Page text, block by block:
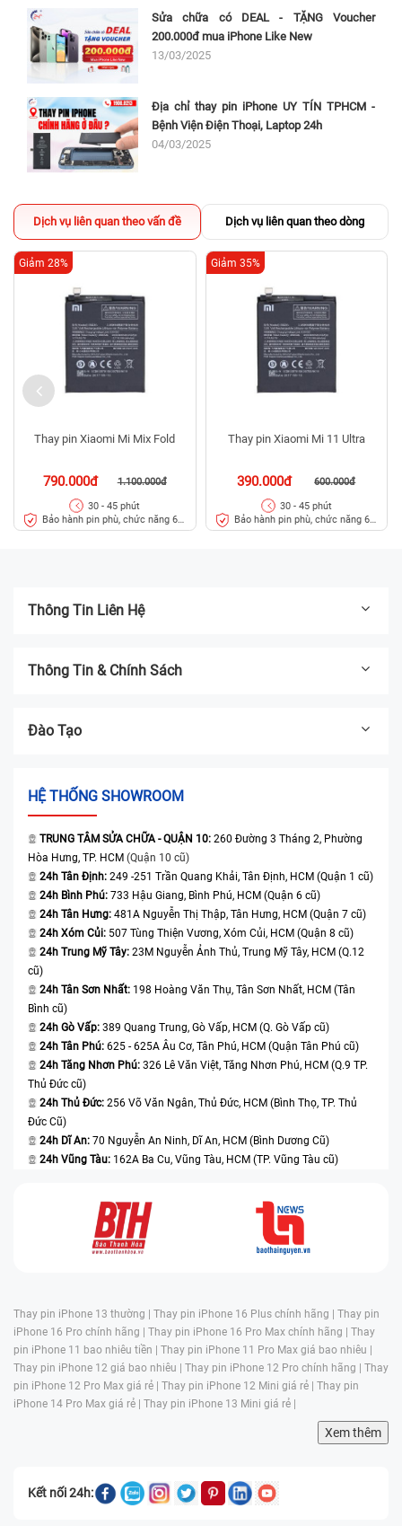
Sửa chữa có DEAL - TẶNG Voucher
200.000đ mua iPhone Like New
13/03/2025
Địa chỉ thay pin iPhone UY TÍN TPHCM -
Bệnh Viện Điện Thoại, Laptop 24h
04/03/2025
Dịch vụ liên quan theo vấn đề Dịch vụ liên quan theo dòng
Thay pin Xiaomi Mi Mix Fold
790.000đ 1.100.000đ
Giảm 28%
30 - 45 phút
Bảo hành pin phù, chức năng 6
tháng
Thay pin Xiaomi Mi 11 Ultra
390.000đ 600.000đ
Giảm 35%
30 - 45 phút
Bảo hành pin phù, chức năng 6
tháng
Thông Tin Liên Hệ
Thông Tin & Chính Sách
Đào Tạo
HỆ THỐNG SHOWROOM
TRUNG TÂM SỬA CHỮA - QUẬN 10: 260 Đường 3 Tháng 2, Phường
Hòa Hưng, TP. HCM (Quận 10 cũ)
24h Tân Định: 249 -251 Trần Quang Khải, Tân Định, HCM (Quận 1 cũ)
24h Bình Phú: 733 Hậu Giang, Bình Phú, HCM (Quận 6 cũ)
24h Tân Hưng: 481A Nguyễn Thị Thập, Tân Hưng, HCM (Quận 7 cũ)
24h Xóm Củi: 507 Tùng Thiện Vương, Xóm Củi, HCM (Quận 8 cũ)
24h Trung Mỹ Tây: 23M Nguyễn Ảnh Thủ, Trung Mỹ Tây, HCM (Q.12
cũ)
24h Tân Sơn Nhất: 198 Hoàng Văn Thụ, Tân Sơn Nhất, HCM (Tân
Bình cũ)
24h Gò Vấp: 389 Quang Trung, Gò Vấp, HCM (Q. Gò Vấp cũ)
24h Tân Phú: 625 - 625A Âu Cơ, Tân Phú, HCM (Quận Tân Phú cũ)
24h Tăng Nhơn Phú: 326 Lê Văn Việt, Tăng Nhơn Phú, HCM (Q.9 TP.
Thủ Đức cũ)
24h Thủ Đức: 256 Võ Văn Ngân, Thủ Đức, HCM (Bình Thọ, TP. Thủ
Đức Cũ)
24h Dĩ An: 70 Nguyễn An Ninh, Dĩ An, HCM (Bình Dương Cũ)
24h Vũng Tàu: 162A Ba Cu, Vũng Tàu, HCM (TP. Vũng Tàu cũ)
Thay pin iPhone 13 thường | Thay pin iPhone 16 Plus chính hãng | Thay pin
iPhone 16 Pro chính hãng | Thay pin iPhone 16 Pro Max chính hãng | Thay
pin iPhone 11 bao nhiêu tiền | Thay pin iPhone 11 Pro Max giá bao nhiêu |
Thay pin iPhone 12 giá bao nhiêu | Thay pin iPhone 12 Pro chính hãng | Thay
pin iPhone 12 Pro Max giá rẻ | Thay pin iPhone 12 Mini giá rẻ | Thay pin
iPhone 14 Pro Max giá rẻ | Thay pin iPhone 13 Mini giá rẻ |
Xem thêm
Kết nối 24h: